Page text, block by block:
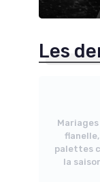
Les
palettes
la